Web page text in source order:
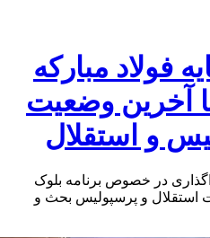
فولاد مبارکه
آخرین وضعیت
و استقلال
در خصوص برنامه بلوک
استقلال و پرسپولیس بحث و